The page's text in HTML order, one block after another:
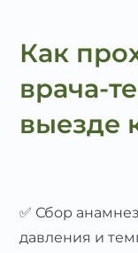
Как
врача-
выезде
✅ Сбор
давления и